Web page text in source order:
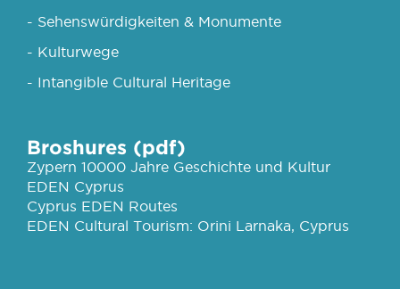
- Sehenswürdigkeiten & Monumente
- Kulturwege
- Intangible Cultural Heritage
Broshures (pdf)
Zypern 10000 Jahre Geschichte und Kultur
EDEN Cyprus
Cyprus EDEN Routes
EDEN Cultural Tourism: Orini Larnaka, Cyprus